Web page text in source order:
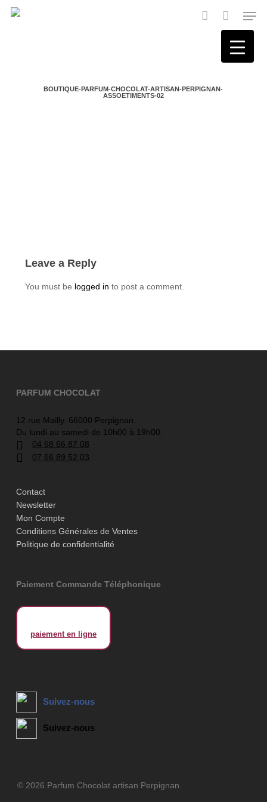
BOUTIQUE-PARFUM-CHOCOLAT-ARTISAN-PERPIGNAN-
ASSOETIMENTS-02
Leave a Reply
You must be logged in to post a comment.
PARFUM CHOCOLAT
12 rue Mailly. 66000 Perpignan.
Du lundi au samedi de 10h00 à 19h00.
04 68 66 87 08
07 66 89 52 03
Contact
Newsletter
Mon Compte
Conditions Générales de Ventes
Politique de confidentialité
Paiement Commande Téléphonique
Suivez-nous
Suivez-nous
© 2026 Parfum Chocolat artisan Perpignan.